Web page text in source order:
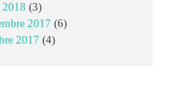
(3)
2017 (6)
2017 (4)